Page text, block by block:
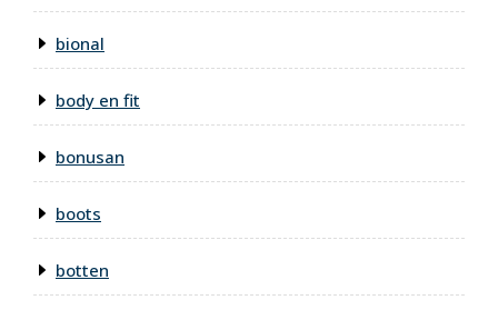
bional
body en fit
bonusan
boots
botten